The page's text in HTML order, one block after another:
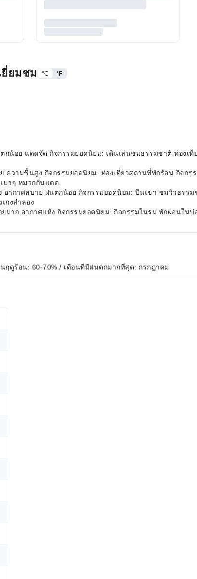
ยี่ยมชม °C °F
น้อย แดดจัด กิจกรรมยอดนิยม: เดินเล่นชมธรรมชาติ ท่องเที่
วามชื้นสูง กิจกรรมยอดนิยม: ท่องเที่ยวสถานที่พักร้อน กิจกร
บาๆ หมวกกันแดด
ากาศสบาย ฝนตกน้อย กิจกรรมยอดนิยม: ปีนเขา ชมวิวธรรม
กงลำลอง
าก อากาศแห้ง กิจกรรมยอดนิยม: กิจกรรมในร่ม พักผ่อนใน
ดูร้อน: 60-70% / เดือนที่มีฝนตกมากที่สุด: กรกฎาคม